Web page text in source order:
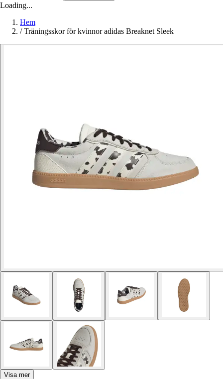
Loading...
Hem
/ Träningsskor för kvinnor adidas Breaknet Sleek
Visa mer